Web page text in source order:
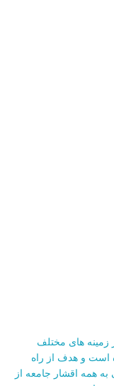
کوله پشتی از اواخر سال 1390 در زمینه های مختلف
است و هدف از راه
همه اقشار جامعه از